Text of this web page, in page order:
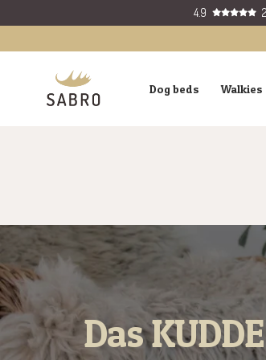
to
content
4.9
Dog beds Walkies
SABRO
GmbH
Das